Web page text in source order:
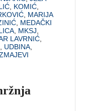
KOMIĆ
MARIJA
MEDAČKI
MKSJ
LAVRNIĆ
UDBINA